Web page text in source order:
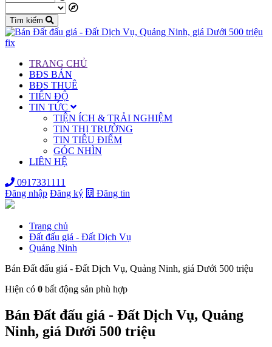
Tìm kiếm
TRANG CHỦ
BĐS BÁN
BĐS THUÊ
TIẾN ĐỘ
TIN TỨC
TIỆN ÍCH & TRẢI NGHIỆM
TIN THỊ TRƯỜNG
TIN TIÊU ĐIỂM
GÓC NHÌN
LIÊN HỆ
0917331111
Đăng nhập Đăng ký Đăng tin
Trang chủ
Đất đấu giá - Đất Dịch Vụ
Quảng Ninh
Bán Đất đấu giá - Đất Dịch Vụ, Quảng Ninh, giá Dưới 500 triệu
Hiện có 0 bất động sản phù hợp
Bán Đất đấu giá - Đất Dịch Vụ, Quảng
Ninh, giá Dưới 500 triệu